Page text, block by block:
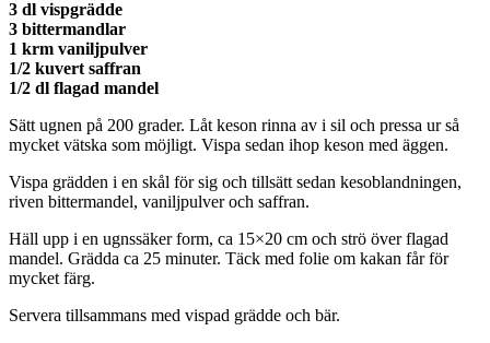
3 dl vispgrädde
3 bittermandlar
1 krm vaniljpulver
1/2 kuvert saffran
1/2 dl flagad mandel
Sätt ugnen på 200 grader. Låt keson rinna av i sil och pressa ur så
mycket vätska som möjligt. Vispa sedan ihop keson med äggen.
Vispa grädden i en skål för sig och tillsätt sedan kesoblandningen,
riven bittermandel, vaniljpulver och saffran.
Häll upp i en ugnssäker form, ca 15×20 cm och strö över flagad
mandel. Grädda ca 25 minuter. Täck med folie om kakan får för
mycket färg.
Servera tillsammans med vispad grädde och bär.